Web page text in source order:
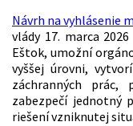
Návrh na vyhlásenie
vlády 17. marca
Eštok, umožní
vyššej úrovni,
záchranných prác,
zabezpečí jednotný
riešení vzniknutej